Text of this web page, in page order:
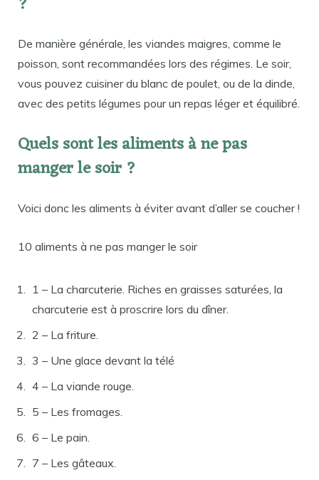
De manière générale, les viandes maigres, comme le
poisson, sont recommandées lors des régimes. Le soir,
vous pouvez cuisiner du blanc de poulet, ou de la dinde,
avec des petits légumes pour un repas léger et équilibré.
Quels sont les aliments à ne pas
manger le soir ?
Voici donc les aliments à éviter avant d’aller se coucher !
10 aliments à ne pas manger le soir
1 – La charcuterie. Riches en graisses saturées, la
charcuterie est à proscrire lors du dîner.
2 – La friture.
3 – Une glace devant la télé
4 – La viande rouge.
5 – Les fromages.
6 – Le pain.
7 – Les gâteaux.